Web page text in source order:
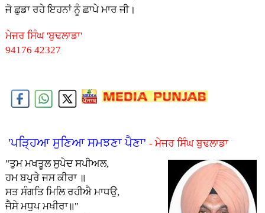
ਜੋ ਛੁਡਾ ਰਹੇ ਇਹਨਾਂ ਨੂੰ ਛਾਪੇ ਮਾਰ ਜੀ।
ਮੇਜਰ ਸਿੰਘ 'ਬੁਢਲਾਡਾ'
94176 42327
'ਪੜ੍ਹਿਆ ਸੁਣਿਆ ਸਮਝਣਾ ਪੈਣਾ' - ਮੇਜਰ ਸਿੰਘ ਬੁਢਲਾਡਾ
"ਤੁਮ ਮਖਤੂਲ ਸੁਪੇਦ ਸਪੀਅਲ,
ਹਮ ਬਪੁਰੇ ਜਸ ਕੀਰਾ ॥
ਸਤ ਸੰਗਤਿ ਮਿਲਿ ਰਹੀਐ ਮਾਧਉ,
ਜੈਸੇ ਮਧੁਪ ਮਖੀਰਾ॥"